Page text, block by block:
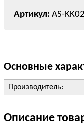
AS-KK02
Основные
Производитель:
Описание